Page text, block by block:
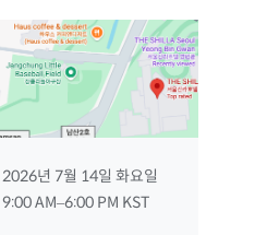
2026년 7월 14일 화요일
9:00 AM–6:00 PM KST